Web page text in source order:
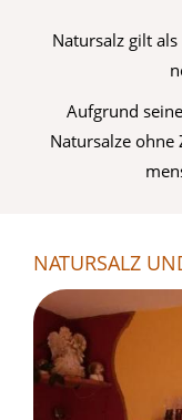
Natursalz gilt
Aufgrund
Natursalze
NATURSALZ